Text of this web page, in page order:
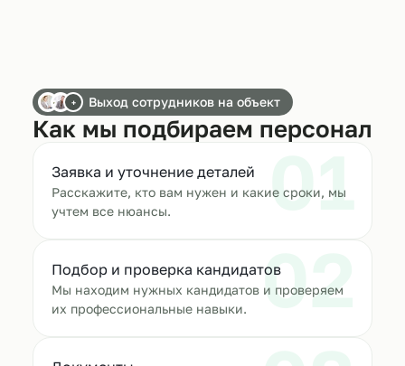
+ Выход сотрудников на объект
Как мы подбираем персонал
01
Заявка и уточнение деталей
Расскажите, кто вам нужен и какие сроки, мы
учтем все нюансы.
02
Подбор и проверка кандидатов
Мы находим нужных кандидатов и проверяем
их профессиональные навыки.